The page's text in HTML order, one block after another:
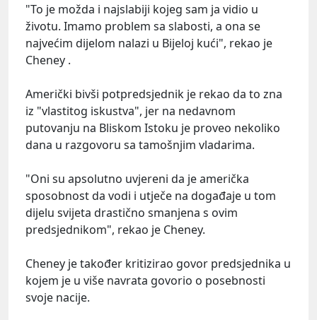
"To je možda i najslabiji kojeg sam ja vidio u
životu. Imamo problem sa slabosti, a ona se
najvećim dijelom nalazi u Bijeloj kući", rekao je
Cheney .
Američki bivši potpredsjednik je rekao da to zna
iz "vlastitog iskustva", jer na nedavnom
putovanju na Bliskom Istoku je proveo nekoliko
dana u razgovoru sa tamošnjim vladarima.
"Oni su apsolutno uvjereni da je američka
sposobnost da vodi i utječe na događaje u tom
dijelu svijeta drastično smanjena s ovim
predsjednikom", rekao je Cheney.
Cheney je također kritizirao govor predsjednika u
kojem je u više navrata govorio o posebnosti
svoje nacije.